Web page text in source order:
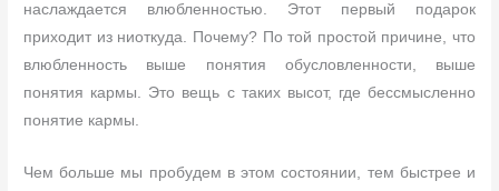
наслаждается влюбленностью. Этот первый подарок
приходит из ниоткуда. Почему? По той простой причине, что
влюбленность выше понятия обусловленности, выше
понятия кармы. Это вещь с таких высот, где бессмысленно
понятие кармы.
Чем больше мы пробудем в этом состоянии, тем быстрее и